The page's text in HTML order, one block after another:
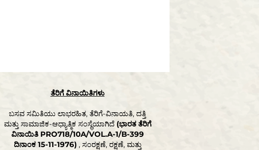
ತೆರಿಗೆ ವಿನಾಯಿತಿಗಳು
ಬಸವ ಸಮಿತಿಯು ಲಾಭರಹಿತ, ತೆರಿಗೆ-ವಿನಾಯತಿ, ದತ್ತಿ
ಮತ್ತು ಸಾಮಾಜಿಕ-ಆಧ್ಯಾತ್ಮಿಕ ಸಂಸ್ಥೆಯಾಗಿದೆ (ಭಾರತ ತೆರಿಗೆ
ವಿನಾಯಿತಿ PRO718/10A/VOL.A-1/B-399
ದಿನಾಂಕ 15-11-1976), ಸಂರಕ್ಷಣೆ, ರಕ್ಷಣೆ, ಮತ್ತು